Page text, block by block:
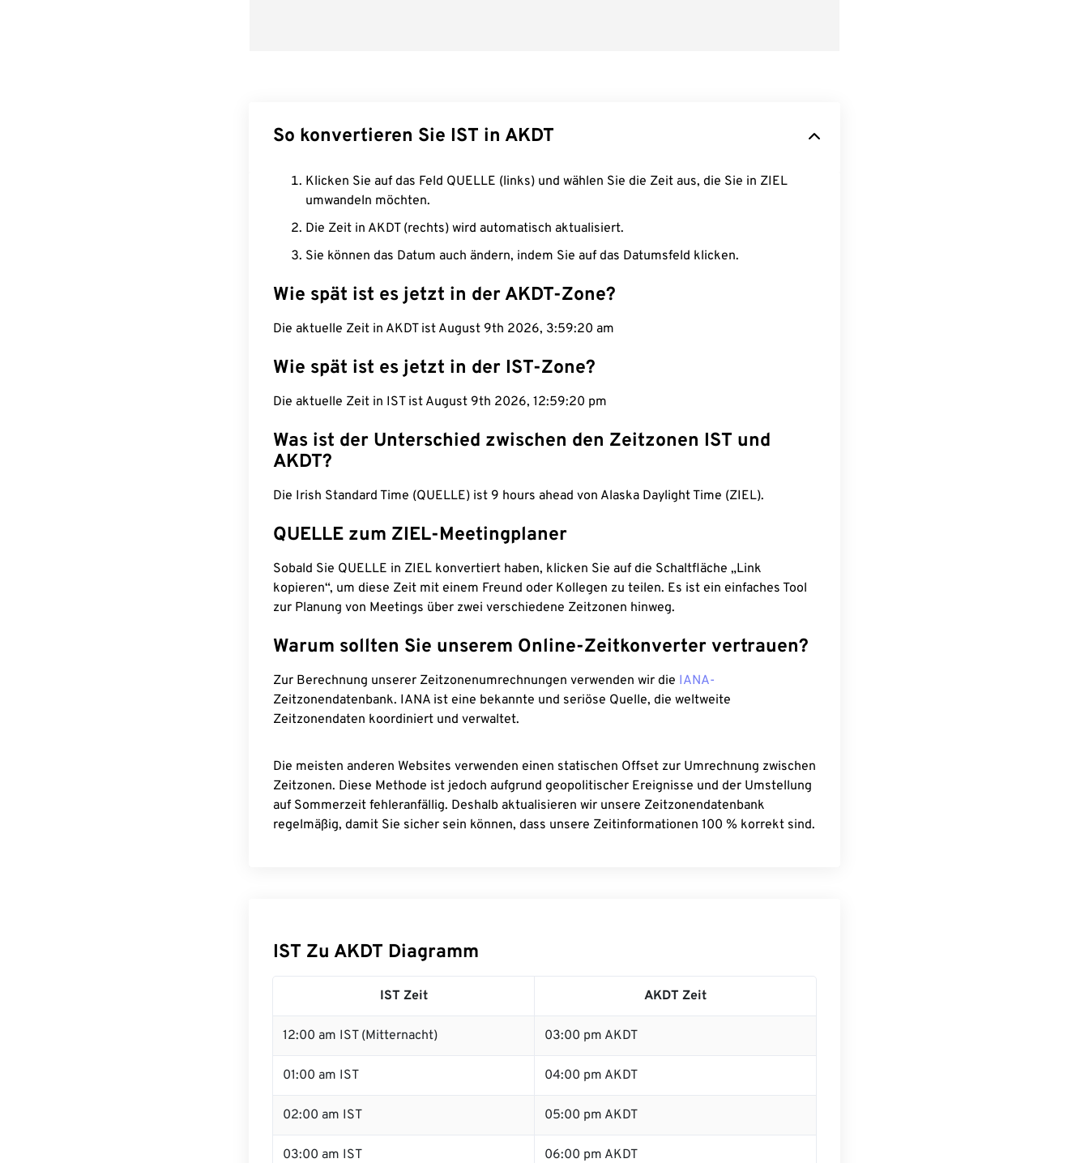
So konvertieren Sie IST in AKDT
Klicken Sie auf das Feld QUELLE (links) und wählen Sie die Zeit aus, die Sie in ZIEL
umwandeln möchten.
Die Zeit in AKDT (rechts) wird automatisch aktualisiert.
Sie können das Datum auch ändern, indem Sie auf das Datumsfeld klicken.
Wie spät ist es jetzt in der AKDT-Zone?
Die aktuelle Zeit in AKDT ist August 9th 2026, 3:59:21 am
Wie spät ist es jetzt in der IST-Zone?
Die aktuelle Zeit in IST ist August 9th 2026, 12:59:21 pm
Was ist der Unterschied zwischen den Zeitzonen IST und
AKDT?
Die Irish Standard Time (QUELLE) ist 9 hours ahead von Alaska Daylight Time (ZIEL).
QUELLE zum ZIEL-Meetingplaner
Sobald Sie QUELLE in ZIEL konvertiert haben, klicken Sie auf die Schaltfläche „Link
kopieren“, um diese Zeit mit einem Freund oder Kollegen zu teilen. Es ist ein einfaches Tool
zur Planung von Meetings über zwei verschiedene Zeitzonen hinweg.
Warum sollten Sie unserem Online-Zeitkonverter vertrauen?
Zur Berechnung unserer Zeitzonenumrechnungen verwenden wir die IANA-
Zeitzonendatenbank. IANA ist eine bekannte und seriöse Quelle, die weltweite
Zeitzonendaten koordiniert und verwaltet.
Die meisten anderen Websites verwenden einen statischen Offset zur Umrechnung zwischen
Zeitzonen. Diese Methode ist jedoch aufgrund geopolitischer Ereignisse und der Umstellung
auf Sommerzeit fehleranfällig. Deshalb aktualisieren wir unsere Zeitzonendatenbank
regelmäßig, damit Sie sicher sein können, dass unsere Zeitinformationen 100 % korrekt sind.
IST Zu AKDT Diagramm
IST Zeit AKDT Zeit
12:00 am IST (Mitternacht) 03:00 pm AKDT
01:00 am IST 04:00 pm AKDT
02:00 am IST 05:00 pm AKDT
03:00 am IST 06:00 pm AKDT